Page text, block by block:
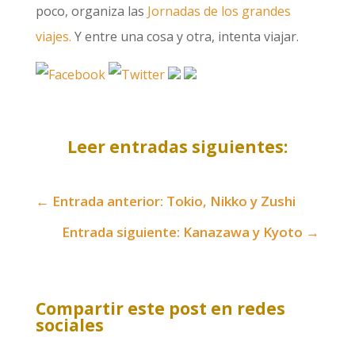
poco, organiza las Jornadas de los grandes
viajes. Y entre una cosa y otra, intenta viajar.
Leer entradas siguientes:
← Entrada anterior: Tokio, Nikko y Zushi
Entrada siguiente: Kanazawa y Kyoto →
Compartir este post en redes
sociales